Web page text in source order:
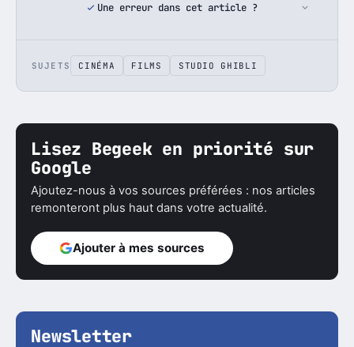
Une erreur dans cet article ?
SUJETS CINÉMA FILMS STUDIO GHIBLI
Lisez Begeek en priorité sur
Google
Ajoutez-nous à vos sources préférées : nos articles
remonteront plus haut dans votre actualité.
Ajouter à mes sources
Newsletter